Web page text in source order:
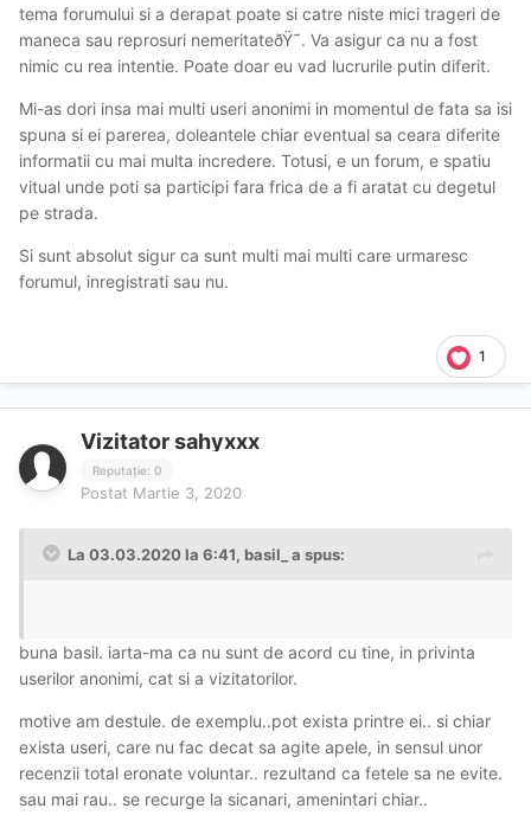
tema forumului si a derapat poate si catre niste mici trageri de
maneca sau reprosuri nemeritateðŸ˜. Va asigur ca nu a fost
nimic cu rea intentie. Poate doar eu vad lucrurile putin diferit.
Mi-as dori insa mai multi useri anonimi in momentul de fata sa isi
spuna si ei parerea, doleantele chiar eventual sa ceara diferite
informatii cu mai multa incredere. Totusi, e un forum, e spatiu
vitual unde poti sa participi fara frica de a fi aratat cu degetul
pe strada.
Si sunt absolut sigur ca sunt multi mai multi care urmaresc
forumul, inregistrati sau nu.
1
Vizitator sahyxxx
Reputație: 0
Postat Martie 3, 2020
La 03.03.2020 la 6:41, basil_ a spus:
buna basil. iarta-ma ca nu sunt de acord cu tine, in privinta
userilor anonimi, cat si a vizitatorilor.
motive am destule. de exemplu..pot exista printre ei.. si chiar
exista useri, care nu fac decat sa agite apele, in sensul unor
recenzii total eronate voluntar.. rezultand ca fetele sa ne evite.
sau mai rau.. se recurge la sicanari, amenintari chiar..